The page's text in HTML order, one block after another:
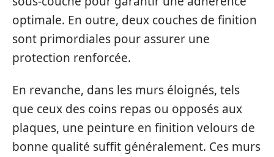
optimale. En outre, deux couches de finition
sont primordiales pour assurer une
protection renforcée.
En revanche, dans les murs éloignés, tels
que ceux des coins repas ou opposés aux
plaques, une peinture en finition velours de
bonne qualité suffit généralement. Ces murs